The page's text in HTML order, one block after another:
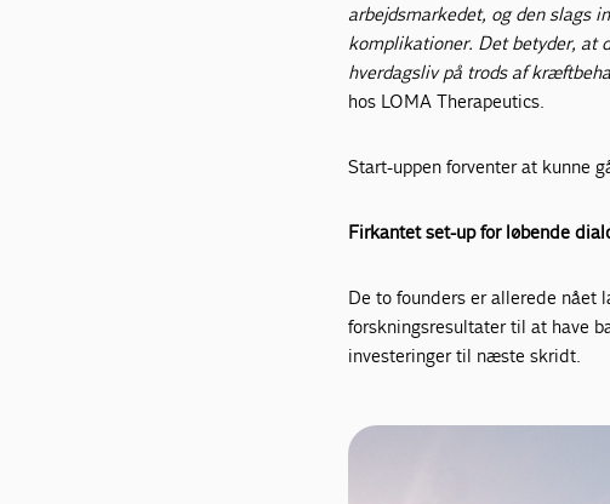
arbejdsmarkedet, og den slags
komplikationer. Det betyder, at
hverdagsliv på trods af
hos LOMA Therapeutics.
Start-uppen forventer at kunne
Firkantet set-up for løbende
De to founders er allerede nået
forskningsresultater til at have
investeringer til næste skridt.